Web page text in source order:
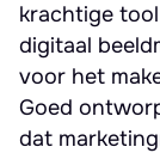
krachtige
digitaal
voor het
Goed
dat